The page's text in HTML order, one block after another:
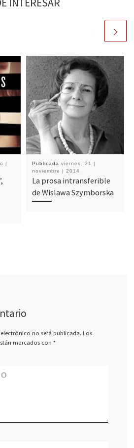
|
Publicada viernes, 21 |
noviembre | 2014
La prosa intransferible
de Wislawa Szymborska
no será publicada. Los
marcados con *